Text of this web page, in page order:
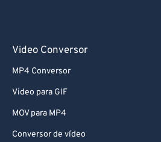
Video Conversor
MP4 Conversor
Video para GIF
MOV para MP4
Conversor de vídeo